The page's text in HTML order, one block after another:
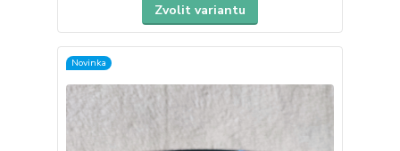
Zvolit variantu
Novinka